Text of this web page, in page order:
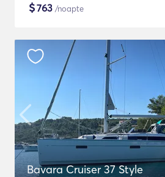
$763 /noapte
Bavara Cruiser 37 Style